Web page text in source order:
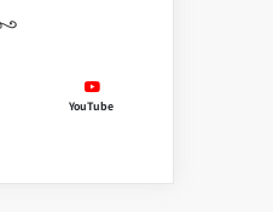
YouTube